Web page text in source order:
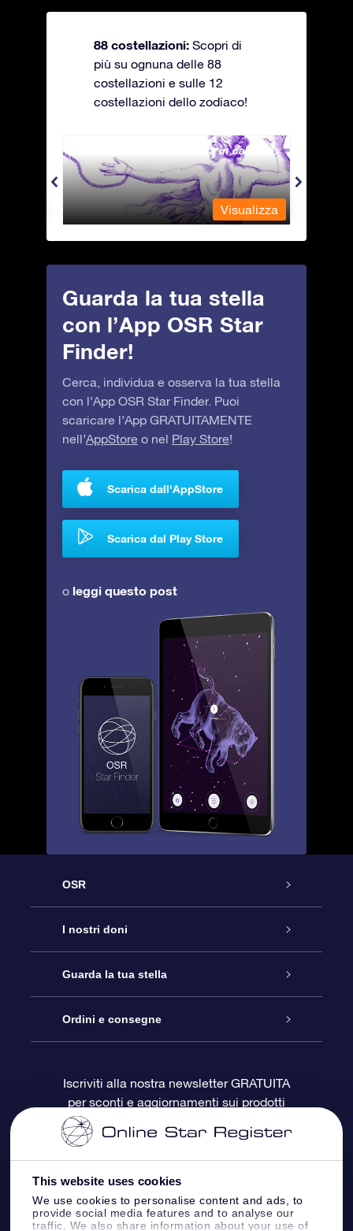
This website uses cookies
We use cookies to personalise content and ads, to
provide social media features and to analyse our
traffic. We also share information about your use of
88 costellazioni: Scopri di
più su ognuna delle 88
costellazioni e sulle 12
costellazioni dello zodiaco!
Andromeda - La fanciulla in catene
Visualizza
Guarda la tua stella
con l’App OSR Star
Finder!
Cerca, individua e osserva la tua stella
con l’App OSR Star Finder. Puoi
scaricare l’App GRATUITAMENTE
nell’AppStore o nel Play Store!
Scarica dall'AppStore
Scarica dal Play Store
o leggi questo post
OSR
Assistenza
Contattaci
Blog
OSR Recensioni
I nostri doni
Online Star Gift
Pacchetto regalo OSR
Gift Card OSR
Doni aziendali
Guarda la tua stella
Registro stellare
Star Page personalizzata
One Million Stars
OSR Starsaver
Ordini e consegne
Informazioni di Pagamento
Politica di reso
Iscriviti alla nostra newsletter GRATUITA
per sconti e aggiornamenti sui prodotti